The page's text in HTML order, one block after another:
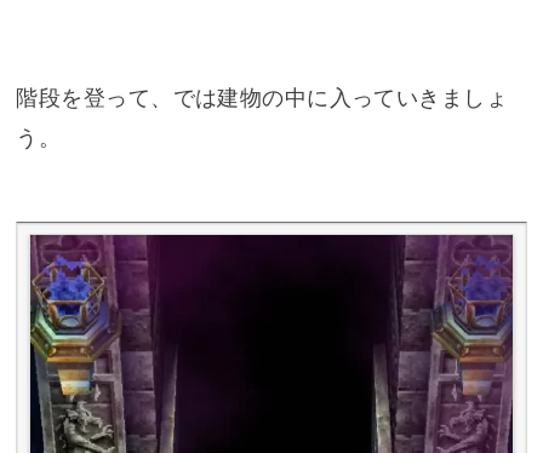
階段を登って、では建物の中に入っていきましょ
う。